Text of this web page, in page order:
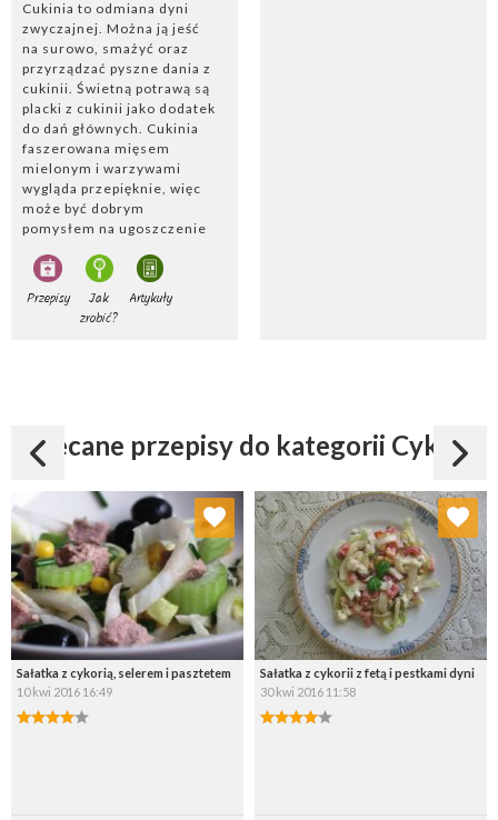
Cukinia to odmiana dyni
zwyczajnej. Można ją jeść
na surowo, smażyć oraz
przyrządzać pyszne dania z
cukinii. Świetną potrawą są
placki z cukinii jako dodatek
do dań głównych. Cukinia
faszerowana mięsem
mielonym i warzywami
wygląda przepięknie, więc
może być dobrym
pomysłem na ugoszczenie
z cukinii i czosnkiem jest
bardzo sycąca i pożywna.
Warzywo jest bogate w
Przepisy
Jak
zrobić?
Artykuły
Polecane przepisy do kategorii Cykoria
Sałatka z cykorią, selerem i pasztetem
10 kwi 2016 16:49
Dodaj do ulubionych
Wybierz listę:
Sałatka z cykorii z fetą i pestkami dyni
30 kwi 2016 11:58
Dodaj do ulubionych
Wybierz listę: